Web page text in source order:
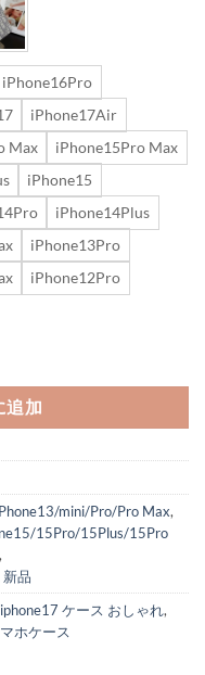
iPhone16Pro
iPhone17Air
Max
iPhone15Pro Max
iPhone15
iPhone14Plus
iPhone13Pro
iPhone12Pro
追加
mini/Pro/Pro Max,
15Pro/15Plus/15Pro
,
新品
iphone17 ケース おしゃれ,
ホケース